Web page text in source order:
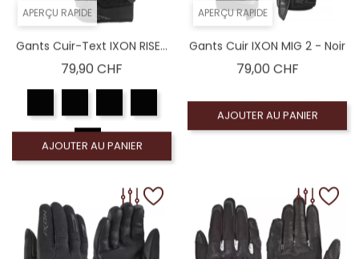
APERÇU RAPIDE
Gants Cuir-Text IXON RISE...
79,90 CHF
AJOUTER AU PANIER
APERÇU RAPIDE
Gants Cuir IXON MIG 2 - Noir
79,00 CHFPrix
AJOUTER AU PANIER